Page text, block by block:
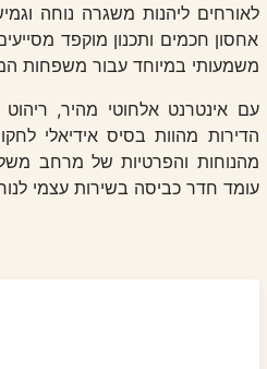
לאורחים ליהנות משגרה נוחה
אחסון חכמים ותכנון מוקפד
משמעותי במיוחד עבור משפחות
עם אינטרנט אלחוטי מהיר, ריהוט
הדירות מהוות בסיס אידיאלי
מהנוחות והפרטיות של מרחב
עומד חדר כביסה בשירות עצמי